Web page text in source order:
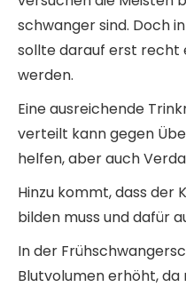
schwanger sind. Doch
sollte darauf erst recht
werden.
Eine ausreichende
verteilt kann gegen
helfen, aber auch
Hinzu kommt, dass der
bilden muss und dafür
In der
Blutvolumen erhöht,